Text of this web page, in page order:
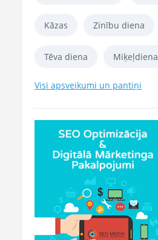
Kāzas Zinību diena
Tēva diena Miķeļdiena
Visi apsveikumi un pantiņi